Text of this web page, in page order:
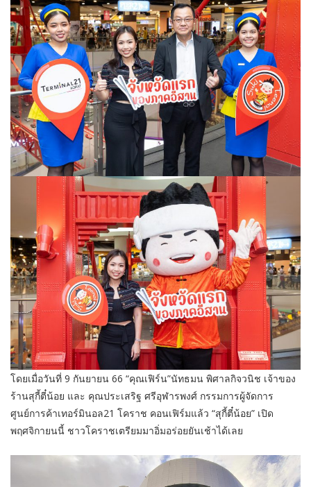
โดยเมื่อวันที่ 9 กันยายน 66 “คุณเฟิร์น”นัทธมน พิศาลกิจวนิช เจ้าของ
ร้านสุกี้ตี๋น้อย และ คุณประเสริฐ ศรีอุฬารพงศ์ กรรมการผู้จัดการ
ศูนย์การค้าเทอร์มินอล21 โคราช คอนเฟิร์มแล้ว “สุกี้ตี๋น้อย” เปิด
พฤศจิกายนนี้ ชาวโคราชเตรียมมาอิ่มอร่อยยันเช้าได้เลย